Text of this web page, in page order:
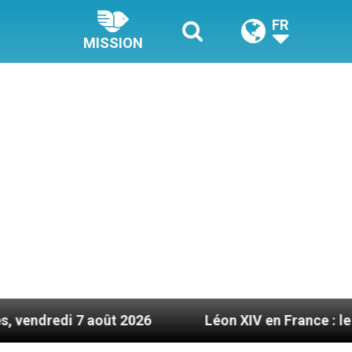
MISSION
FR
2026 Léon XIV en France : le programme